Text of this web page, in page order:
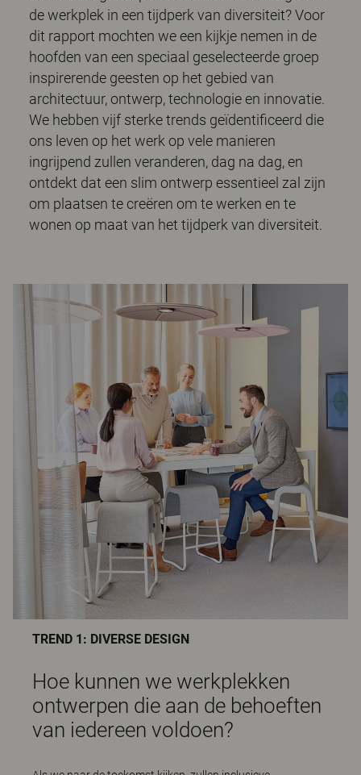
de werkplek in een tijdperk van diversiteit? Voor
dit rapport mochten we een kijkje nemen in de
hoofden van een speciaal geselecteerde groep
inspirerende geesten op het gebied van
architectuur, ontwerp, technologie en innovatie.
We hebben vijf sterke trends geïdentificeerd die
ons leven op het werk op vele manieren
ingrijpend zullen veranderen, dag na dag, en
ontdekt dat een slim ontwerp essentieel zal zijn
om plaatsen te creëren om te werken en te
wonen op maat van het tijdperk van diversiteit.
TREND 1: DIVERSE DESIGN
Hoe kunnen we werkplekken
ontwerpen die aan de behoeften
van iedereen voldoen?